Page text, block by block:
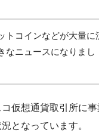
トコインなどが大量に
なニュースになりまし
仮想通貨取引所に
となっています。